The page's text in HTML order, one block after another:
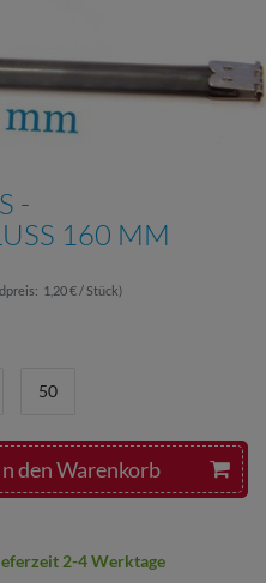
-
160 MM
1,20 € / Stück)
50
den Warenkorb
2-4 Werktage